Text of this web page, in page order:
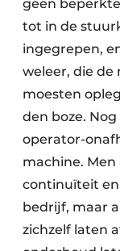
geen
tot in de
ingegrepen,
weleer, die
moesten
den boze.
operator-
machine.
continuïteit
bedrijf, maar
zichzelf laten